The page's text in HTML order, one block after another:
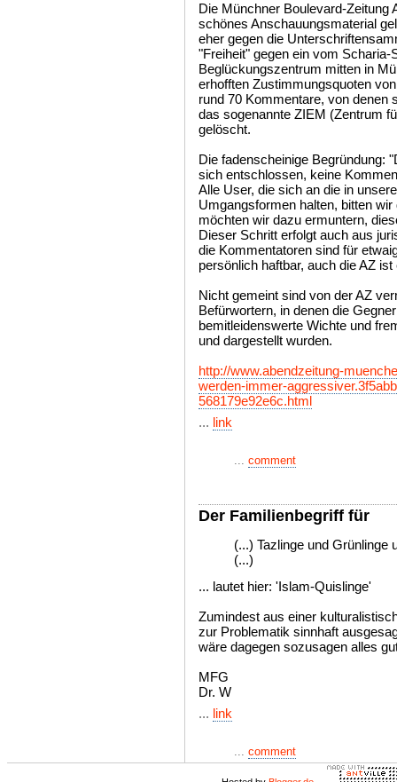
Die Münchner Boulevard-Zeitung
schönes Anschauungsmaterial
eher gegen die
"Freiheit" gegen ein vom
Beglückungszentrum mitten in
erhofften Zustimmungsquoten
rund 70 Kommentare, von denen
das sogenannte ZIEM (Zentrum
gelöscht.
Die fadenscheinige Begründung:
sich entschlossen, keine
Alle User, die sich an die in
Umgangsformen halten, bitten
möchten wir dazu ermuntern,
Dieser Schritt erfolgt auch aus
die Kommentatoren sind für
persönlich haftbar, auch die AZ
Nicht gemeint sind von der AZ
Befürwortern, in denen die
bemitleidenswerte Wichte und
und dargestellt wurden.
http://www.abendzeitung-
werden-immer-
568179e92e6c.html
... link
... comment
Der Familienbegriff für
(...) Tazlinge und Grünlinge
(...)
... lautet hier: 'Islam-Quislinge'
Zumindest aus einer
zur Problematik sinnhaft
wäre dagegen sozusagen alles
MFG
Dr. W
... link
... comment